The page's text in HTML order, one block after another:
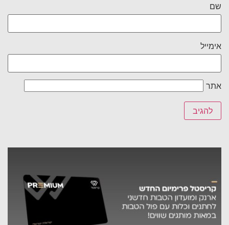
שם
אימייל
אתר